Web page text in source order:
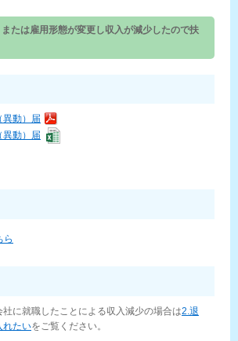
たは雇用形態が変更し収入が減少したので扶
異動）届
異動）届
ら
に就職したことによる収入減少の場合は2.退
れたいをご覧ください。